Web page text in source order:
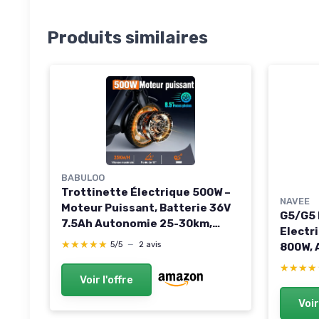
Produits similaires
BABULOO
Trottinette Électrique 500W –
Moteur Puissant, Batterie 36V
7.5Ah Autonomie 25-30km,
Pneus 8.5″ Anti-crevaison,
Application Connectée, Pliable
et Étanche pour Adulte
★★★★★
★★★★★ 5/5 — 2 avis
Voir l'offre
NAVEE
G5/
800W,
55km,
Pneus
de